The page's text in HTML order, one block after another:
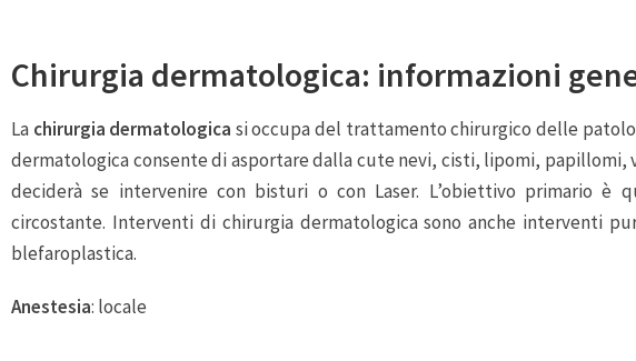
Chirurgia dermatologica: informazioni
La chirurgia dermatologica si occupa del trattamento chirurgico delle
dermatologica consente di asportare dalla cute nevi, cisti, lipomi,
deciderà se intervenire con bisturi o con Laser. L’obiettivo primario
circostante. Interventi di chirurgia dermatologica sono anche interventi
blefaroplastica.
Anestesia: locale